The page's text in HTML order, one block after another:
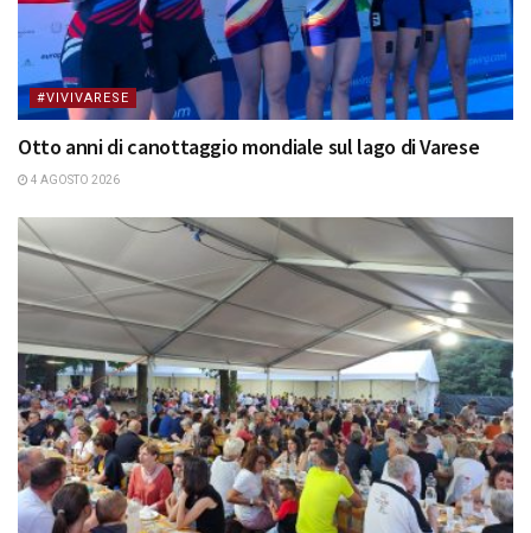
#VIVIVARESE
Otto anni di canottaggio mondiale sul lago di Varese
4 AGOSTO 2026